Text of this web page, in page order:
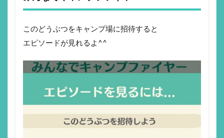
このどうぶつをキャンプ場に招待すると
エピソードが見れるよ^^